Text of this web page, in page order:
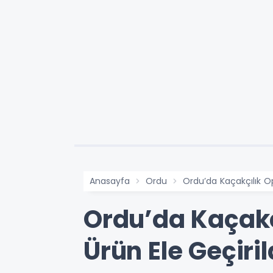
Anasayfa Ordu Ordu’da Kaçakçılık
Ordu’da
Ürün Ele